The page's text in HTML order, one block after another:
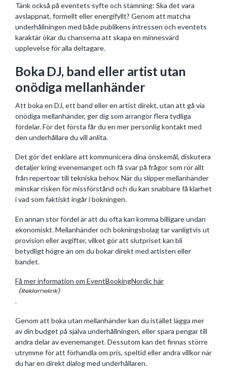
Tänk också på eventets syfte och stämning: Ska det vara
avslappnat, formellt eller energifyllt? Genom att matcha
underhållningen med både publikens intressen och eventets
karaktär ökar du chanserna att skapa en minnesvärd
upplevelse för alla deltagare.
Boka DJ, band eller artist utan
onödiga mellanhänder
Att boka en DJ, ett band eller en artist direkt, utan att gå via
onödiga mellanhänder, ger dig som arrangör flera tydliga
fördelar. För det första får du en mer personlig kontakt med
den underhållare du vill anlita.
Det gör det enklare att kommunicera dina önskemål, diskutera
detaljer kring evenemanget och få svar på frågor som rör allt
från repertoar till tekniska behov. När du slipper mellanhänder
minskar risken för missförstånd och du kan snabbare få klarhet
i vad som faktiskt ingår i bokningen.
En annan stor fördel är att du ofta kan komma billigare undan
ekonomiskt. Mellanhänder och bokningsbolag tar vanligtvis ut
provision eller avgifter, vilket gör att slutpriset kan bli
betydligt högre än om du bokar direkt med artisten eller
bandet.
Få mer information om EventBookingNordic här
.
Genom att boka utan mellanhänder kan du istället lägga mer
av din budget på själva underhållningen, eller spara pengar till
andra delar av evenemanget. Dessutom kan det finnas större
utrymme för att förhandla om pris, speltid eller andra villkor när
du har en direkt dialog med underhållaren.